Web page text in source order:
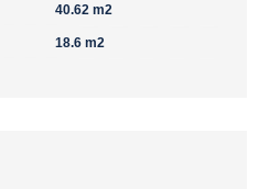
40.62 m2
18.6 m2